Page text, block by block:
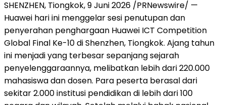
SHENZHEN, Tiongkok, 9 Juni 2026 /PRNewswire/ —
Huawei hari ini menggelar sesi penutupan dan
penyerahan penghargaan Huawei ICT Competition
Global Final Ke-10 di Shenzhen, Tiongkok. Ajang tahun
ini menjadi yang terbesar sepanjang sejarah
penyelenggaraannya, melibatkan lebih dari 220.000
mahasiswa dan dosen. Para peserta berasal dari
sekitar 2.000 institusi pendidikan di lebih dari 100